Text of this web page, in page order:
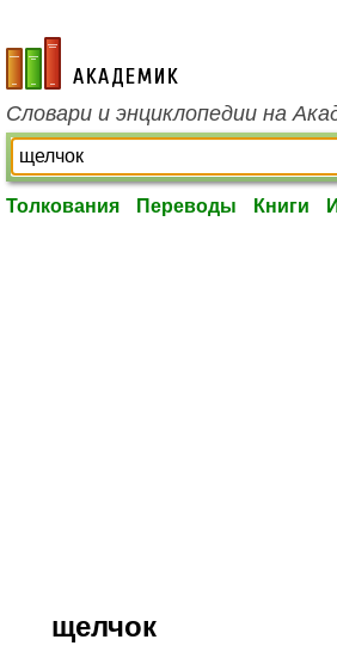
academic.ru
Словари и энциклопедии на
Толкования Переводы Книги
щелчок